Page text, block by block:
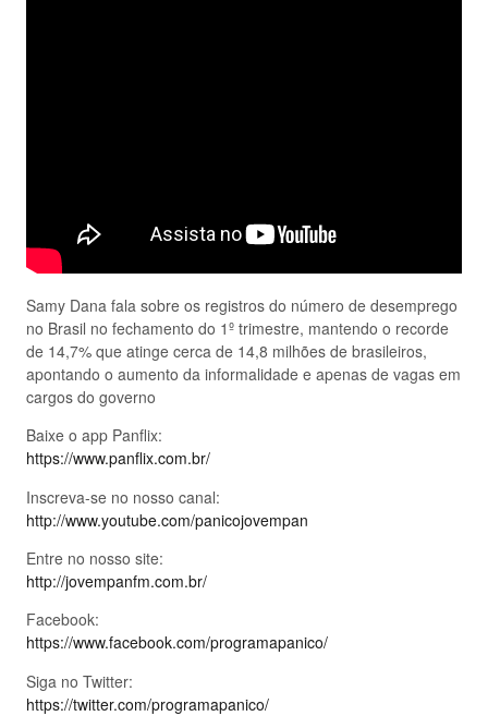
Samy Dana fala sobre os registros do número de desemprego
no Brasil no fechamento do 1º trimestre, mantendo o recorde
de 14,7% que atinge cerca de 14,8 milhões de brasileiros,
apontando o aumento da informalidade e apenas de vagas em
cargos do governo
Baixe o app Panflix:
https://www.panflix.com.br/
Inscreva-se no nosso canal:
http://www.youtube.com/panicojovempan
Entre no nosso site:
http://jovempanfm.com.br/
Facebook:
https://www.facebook.com/programapanico/
Siga no Twitter:
https://twitter.com/programapanico/